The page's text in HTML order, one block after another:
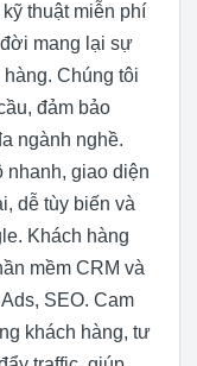
thuật miễn phí
mang lại sự
Chúng tôi
đảm bảo
ngành nghề.
nhanh, giao diện
dễ tùy biến và
Khách hàng
mềm CRM và
SEO. Cam
khách hàng, tư